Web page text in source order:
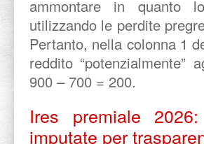
ammontare in quanto
utilizzando le perdite
Pertanto, nella colonna 1
reddito
900 – 700 = 200.
Ires premiale
imputate per